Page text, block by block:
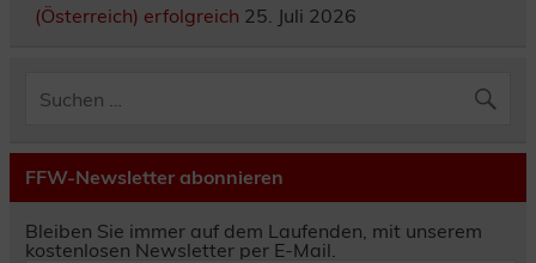
(Österreich) erfolgreich 25. Juli 2026
FFW-Newsletter abonnieren
Bleiben Sie immer auf dem Laufenden, mit unserem
kostenlosen Newsletter per E-Mail.